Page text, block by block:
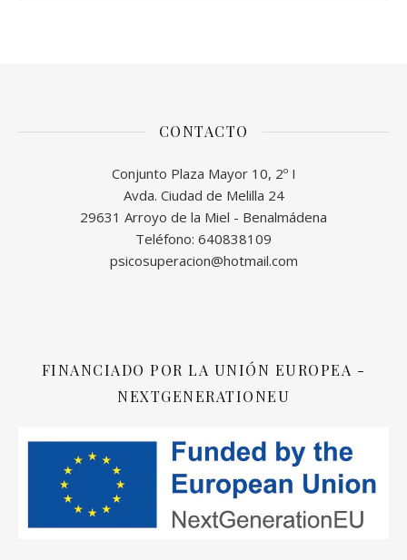
CONTACTO
Conjunto Plaza Mayor 10, 2º I
Avda. Ciudad de Melilla 24
29631 Arroyo de la Miel - Benalmádena
Teléfono: 640838109
psicosuperacion@hotmail.com
FINANCIADO POR LA UNIÓN EUROPEA -
NEXTGENERATIONEU